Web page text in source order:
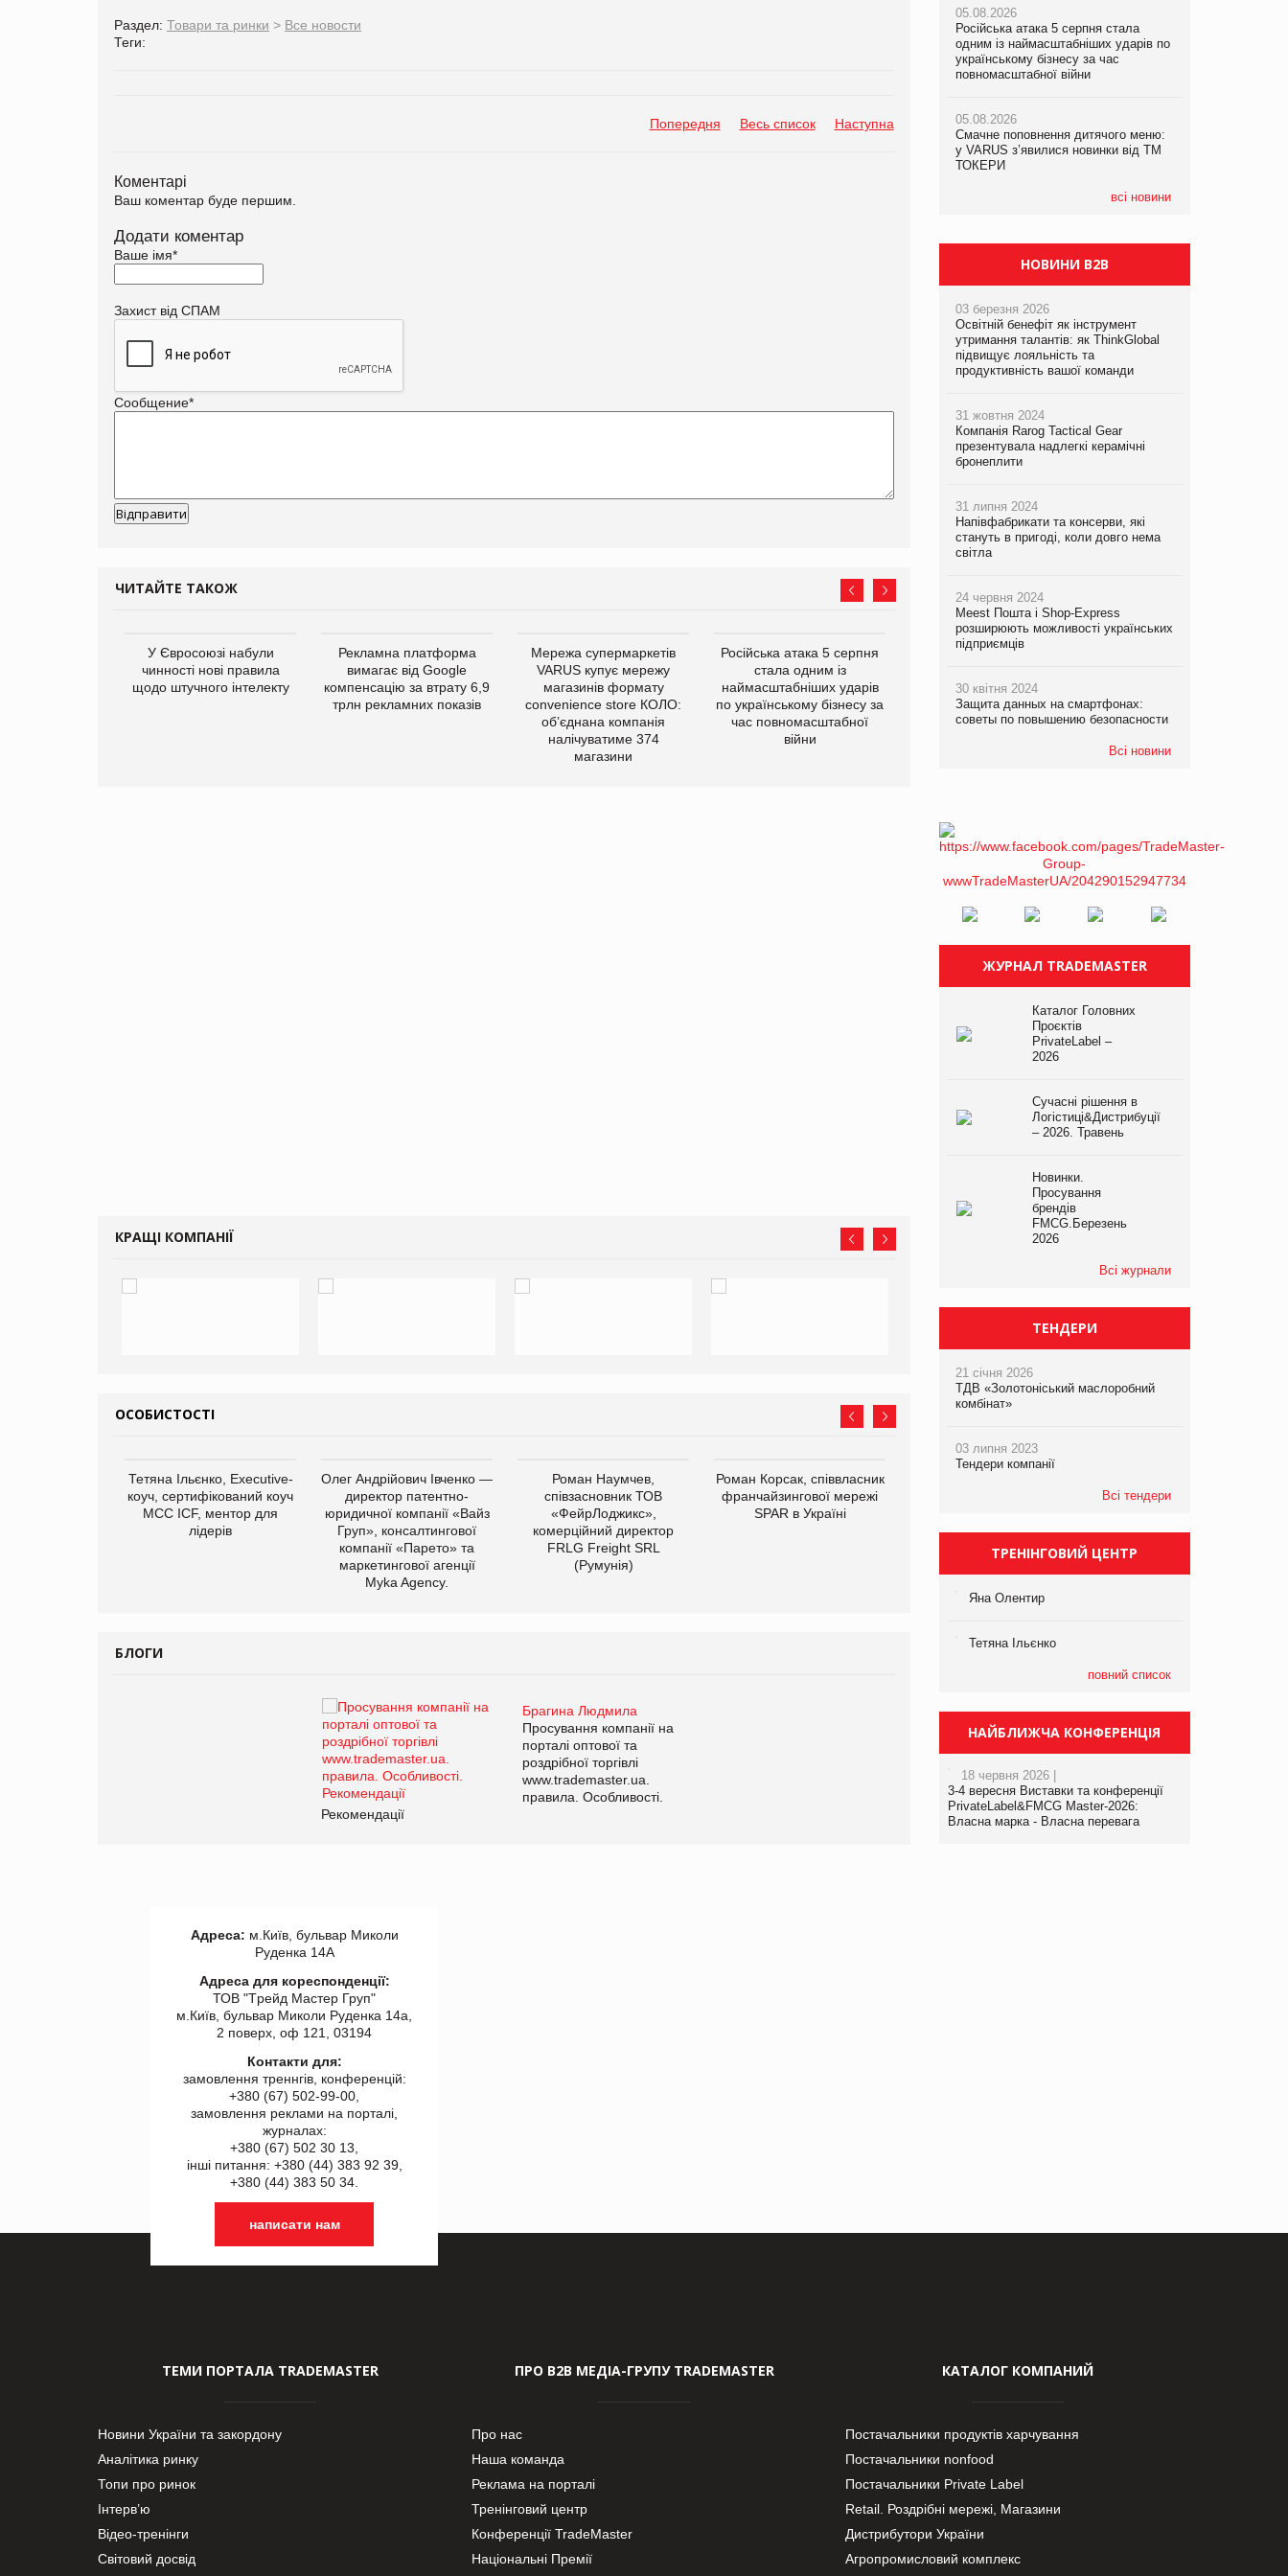
Раздел: Товари та ринки > Все новости
Теги:
Попередня Весь список Наступна
Коментарі
Ваш коментар буде першим.
Додати коментар
Ваше імя*
Захист від СПАМ
Сообщение*
ЧИТАЙТЕ ТАКОЖ
У Євросоюзі набули
чинності нові правила
щодо штучного інтелекту
Рекламна платформа
вимагає від Google
компенсацію за втрату 6,9
трлн рекламних показів
Мережа супермаркетів
VARUS купує мережу
магазинів формату
convenience store КОЛО:
об’єднана компанія
налічуватиме 374
магазини
Російська атака 5 серпня
стала одним із
наймасштабніших ударів
по українському бізнесу за
час повномасштабної
війни
Смачне поповнення
з’явилися новинки від ТМ
ТОКЕРИ
PrivateLabel&FMCG Master
КРАЩІ КОМПАНІЇ
ОСОБИСТОСТІ
Тетяна Ільєнко, Executive-
коуч, сертифікований коуч
МСС ICF, ментор для
лідерів
Олег Андрійович Івченко —
директор патентно-
юридичної компанії «Вайз
Груп», консалтингової
компанії «Парето» та
маркетингової агенції
Myka Agency.
Роман Наумчев,
співзасновник ТОВ
«ФейрЛоджикс»,
комерційний директор
FRLG Freight SRL
(Румунія)
Роман Корсак, співвласник
франчайзингової мережі
SPAR в Україні
виробництва
компанії «УкраМарин»
БЛОГИ
Брагина Людмила
Просування компанії на
порталі оптової та
роздрібної торгівлі
www.trademaster.ua.
правила. Особливості.
Рекомендації
Брагина Людмила
Просування компанії на
правила. Особливості.
Рекомендації
05.08.2026
Російська атака 5 серпня стала
одним із наймасштабніших ударів по
українському бізнесу за час
повномасштабної війни
05.08.2026
Смачне поповнення дитячого меню:
у VARUS з’явилися новинки від ТМ
ТОКЕРИ
всі новини
05.08.2026
Російська атака 5 серпня стала
одним із наймасштабніших ударів по
українському бізнесу за час
повномасштабної війни
05.08.2026
Смачне поповнення дитячого меню:
у VARUS з’явилися новинки від ТМ
ТОКЕРИ
рекламі екологічних продуктів
05.08.2026
AstraZeneca обговорює найбільшу
НОВИНИ B2B
03 березня 2026
Освітній бенефіт як інструмент
утримання талантів: як ThinkGlobal
підвищує лояльність та
продуктивність вашої команди
31 жовтня 2024
Компанія Rarog Tactical Gear
презентувала надлегкі керамічні
бронеплити
31 липня 2024
Напівфабрикати та консерви, які
стануть в пригоді, коли довго нема
світла
24 червня 2024
Meest Пошта і Shop-Express
розширюють можливості українських
підприємців
30 квітня 2024
Защита данных на смартфонах:
советы по повышению безопасности
Всі новини
ЖУРНАЛ TRADEMASTER
Каталог Головних
Проєктів
PrivateLabel –
2026
Сучасні рішення в
Логістиці&Дистрибуції
– 2026. Травень
Новинки.
Просування
брендів
FMCG.Березень
2026
Всі журнали
ТЕНДЕРИ
21 січня 2026
ТДВ «Золотоніський маслоробний
комбінат»
03 липня 2023
Тендери компанії
Всі тендери
ТРЕНІНГОВИЙ ЦЕНТР
Яна Олентир
Тетяна Ільєнко
повний список
НАЙБЛИЖЧА КОНФЕРЕНЦІЯ
18 червня 2026 |
3-4 вересня Виставки та конференції
PrivateLabel&FMCG Master-2026:
Власна марка - Власна перевага
Адреса: м.Київ, бульвар Миколи
Руденка 14А
Адреса для кореспонденції:
ТОВ "Tрейд Мастер Груп"
м.Київ, бульвар Миколи Руденка 14а,
2 поверх, оф 121, 03194
Контакти для:
замовлення треннгів, конференцій:
+380 (67) 502-99-00,
замовлення реклами на порталі,
журналах:
+380 (67) 502 30 13,
інші питання: +380 (44) 383 92 39,
+380 (44) 383 50 34.
написати нам
ТЕМИ ПОРТАЛА TRADEMASTER
Новини України та закордону
Аналітика ринку
Топи про ринок
Інтерв’ю
Відео-тренінги
Світовий досвід
ПРО В2В МЕДІА-ГРУПУ TRADEMASTER
Про нас
Наша команда
Реклама на порталі
Тренінговий центр
Конференції TradeMaster
Національні Премії
КАТАЛОГ КОМПАНИЙ
Постачальники продуктів харчування
Постачальники nonfood
Постачальники Private Label
Retail. Роздрібні мережі, Магазини
Дистрибутори України
Агропромисловий комплекс